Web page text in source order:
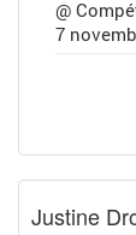
@
7
Justine